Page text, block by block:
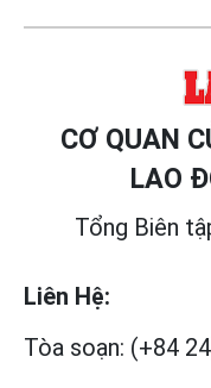
CƠ QUAN
LAO
Tổng Biên
Liên Hệ:
Tòa soạn: (+84